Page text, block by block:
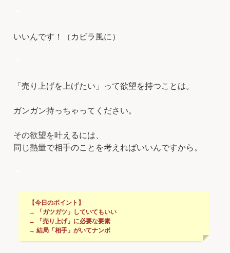
いいんです！（カビラ風に）
「売り上げを上げたい」って欲望を持つことは。
ガンガン持っちゃってください。
その欲望を叶えるには、
同じ熱量で相手のことを考えればいいんですから。
【今日のポイント】
→ 「ガツガツ」していてもいい
→ 「売り上げ」に必要な要素
→ 結局「相手」がいてナンボ